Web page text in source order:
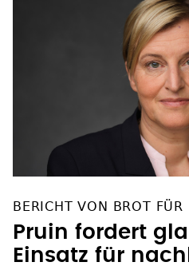
BERICHT VON BROT FÜR
Pruin fordert
Einsatz für